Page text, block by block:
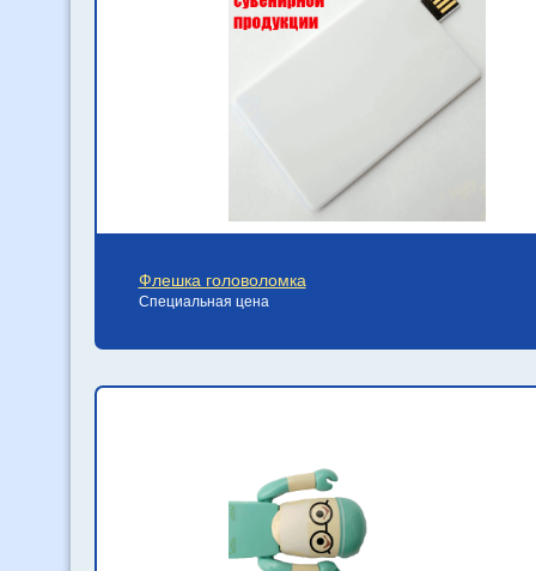
Флешка головоломка
Специальная цена